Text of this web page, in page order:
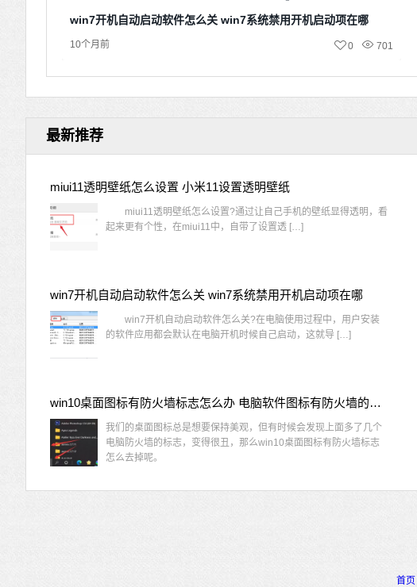
win7开机自动启动软件怎么关 win7系统禁用开机启动项在哪
10个月前 701
0
最新推荐
miui11透明壁纸怎么设置 小米11设置透明壁纸
miui11透明壁纸怎么设置?通过让自己手机的壁纸显得透明，看
起来更有个性，在miui11中，自带了设置透 […]
win7开机自动启动软件怎么关 win7系统禁用开机启动项在哪
win7开机自动启动软件怎么关?在电脑使用过程中，用户安装
的软件应用都会默认在电脑开机时候自己启动，这就导 […]
win10桌面图标有防火墙标志怎么办 电脑软件图标有防火墙的小图标怎么去掉
我们的桌面图标总是想要保持美观，但有时候会发现上面多了几个
电脑防火墙的标志，变得很丑，那么win10桌面图标有防火墙标志
怎么去掉呢。
首页